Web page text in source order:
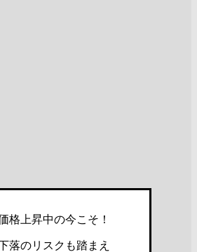
格上昇中の今こそ！
落のリスクも踏まえ